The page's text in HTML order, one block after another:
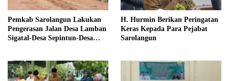
Pemkab Sarolangun Lakukan
Pengerasan Jalan Desa Lamban
Sigatal-Desa Sepintun-Desa
H. Hurmin Berikan Peringatan
Keras Kepada Para Pejabat
Sarolangun